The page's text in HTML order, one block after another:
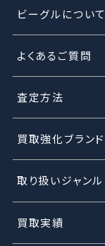
ビーグルについて
よくあるご質問
査定方法
買取強化ブランド
取り扱いジャンル
買取実績